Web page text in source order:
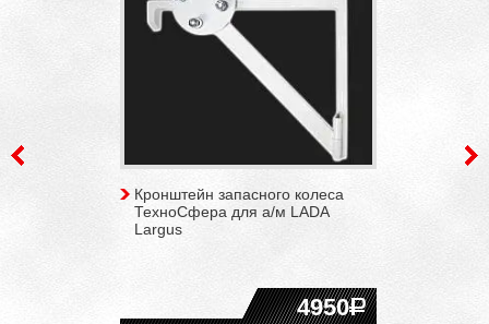
Кронштейн запасного колеса
ТехноСфера для а/м LADA
Largus
4950